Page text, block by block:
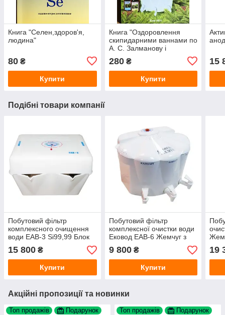
Книга "Селен,здоров'я,
людина"
80 ₴
Купити
Книга "Оздоровлення
скипидарними ваннами по
А. С. Залманову і
Куртов В. Д. і Єрьомка В.
Д.
280₴
Купити
15
Подібні товари компанії
Побутовий фільтр
комплексного очищення
води ЕАВ-3 Si99,99 Блок
Ековод
15 800 ₴
Купити
Побутовий фільтр
комплексної очистки води
Ековод ЕАВ-6 Жемчуг з
блоком для кухні
9 800₴
Купити
19
Акційні пропозиції та новинки
Топ продажів Подарунок Топ продажів Подарунок